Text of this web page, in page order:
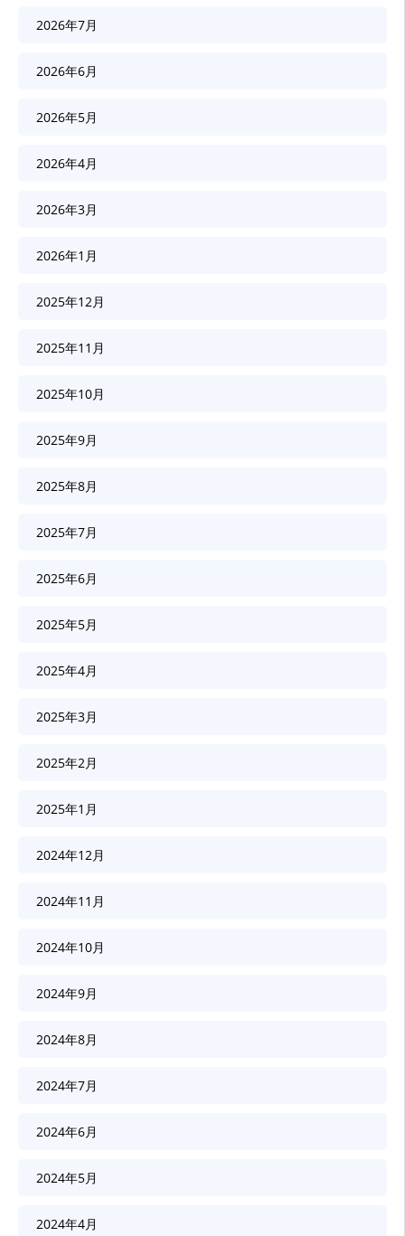
2026年7月
2026年6月
2026年5月
2026年4月
2026年3月
2026年1月
2025年12月
2025年11月
2025年10月
2025年9月
2025年8月
2025年7月
2025年6月
2025年5月
2025年4月
2025年3月
2025年2月
2025年1月
2024年12月
2024年11月
2024年10月
2024年9月
2024年8月
2024年7月
2024年6月
2024年5月
2024年4月